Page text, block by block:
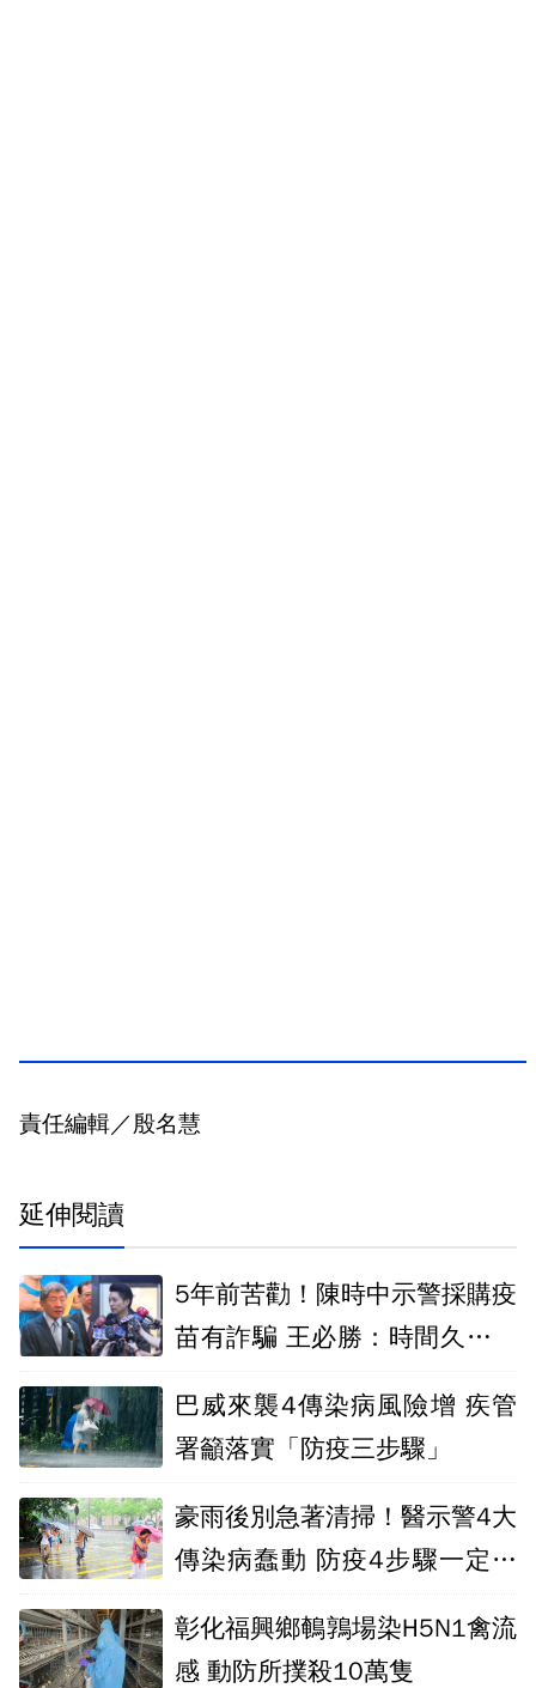
責任編輯／殷名慧
延伸閱讀
5年前苦勸！陳時中示警採購疫
苗有詐騙 王必勝：時間久看出
巴威來襲4傳染病風險增 疾管
署籲落實「防疫三步驟」
豪雨後別急著清掃！醫示警4大
傳染病蠢動 防疫4步驟一定要
彰化福興鄉鵪鶉場染H5N1禽流
感 動防所撲殺10萬隻